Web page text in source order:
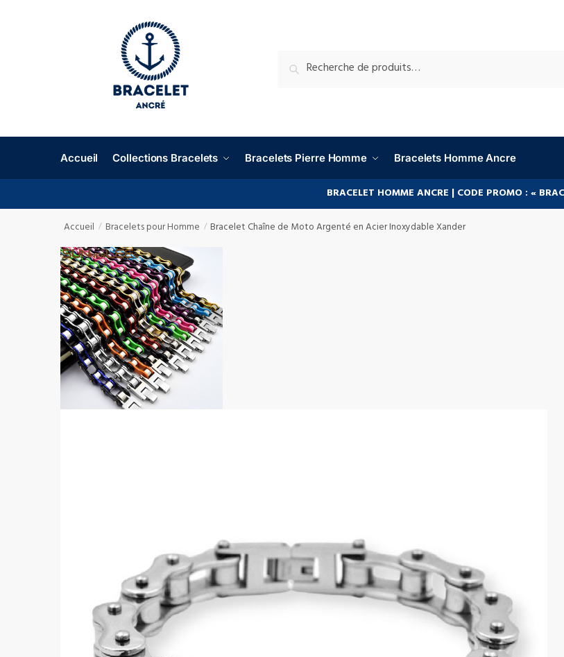
Accueil Collections Bracelets Bracelets Pierre Homme Bracelets Homme Ancre
BRACELET HOMME ANCRE | CODE PROMO : «
Accueil / Bracelets pour Homme / Bracelet Chaîne de Moto Argenté en Acier Inoxydable Xander